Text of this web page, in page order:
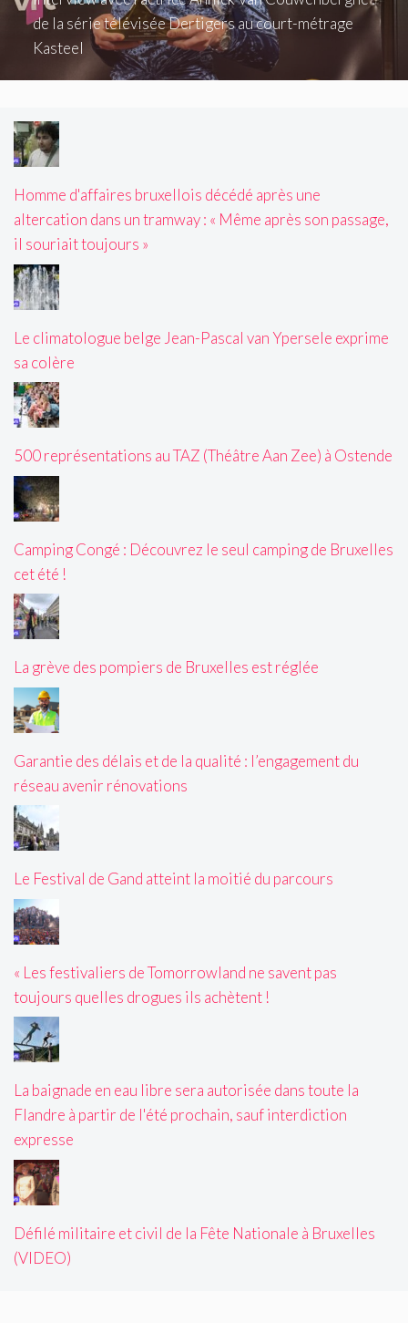
de la série télévisée Dertigers au court-métrage
Kasteel
Homme d'affaires bruxellois décédé après une
altercation dans un tramway : « Même après son passage,
il souriait toujours »
Le climatologue belge Jean-Pascal van Ypersele exprime
sa colère
500 représentations au TAZ (Théâtre Aan Zee) à Ostende
Camping Congé : Découvrez le seul camping de Bruxelles
cet été !
La grève des pompiers de Bruxelles est réglée
Garantie des délais et de la qualité : l’engagement du
réseau avenir rénovations
Le Festival de Gand atteint la moitié du parcours
« Les festivaliers de Tomorrowland ne savent pas
toujours quelles drogues ils achètent !
La baignade en eau libre sera autorisée dans toute la
Flandre à partir de l'été prochain, sauf interdiction
expresse
Défilé militaire et civil de la Fête Nationale à Bruxelles
(VIDEO)